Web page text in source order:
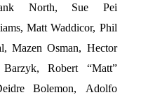
North, Sue Pei
Matt Waddicor, Phil
Mazen Osman, Hector
Robert “Matt”
Bolemon, Adolfo